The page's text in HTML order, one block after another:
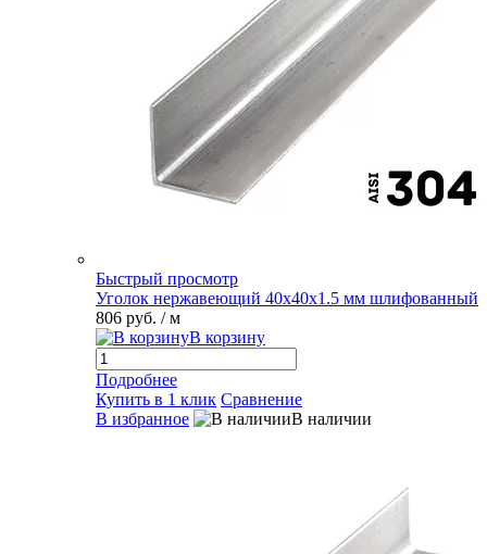
Быстрый просмотр
Уголок нержавеющий 40х40х1.5 мм шлифованный
806 руб. / м
В корзину
Подробнее
Купить в 1 клик Сравнение
В избранное
В наличии